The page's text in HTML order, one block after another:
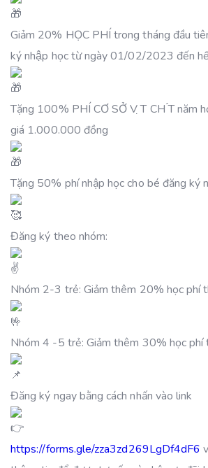
Giảm 20% HỌC PHÍ trong tháng đầu
ký nhập học từ ngày 01/02/2023 đến
Tặng 100% PHÍ CƠ SỞ V ̣T CH ́T
giá 1.000.000 đồng
Tặng 50% phí nhập học cho bé đăng ký
Đăng ký theo nhóm:
Nhóm 2-3 trẻ: Giảm thêm 20% học phí
Nhóm 4 -5 trẻ: Giảm thêm 30% học phí
Đăng ký ngay bằng cách nhấn vào link
https://forms.gle/zza3zd269LgDf4dF6